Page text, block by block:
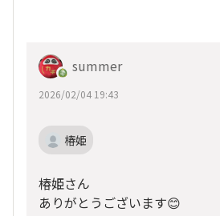
summer
2026/02/04 19:43
椿姫
椿姫さん
ありがとうございます😊